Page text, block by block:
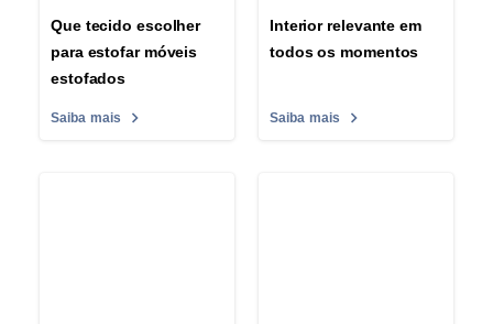
Que tecido escolher
para estofar móveis
estofados
Saiba mais
Interior relevante em
todos os momentos
Saiba mais